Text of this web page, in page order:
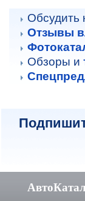
Обсудить
Отзывы
Обзоры и